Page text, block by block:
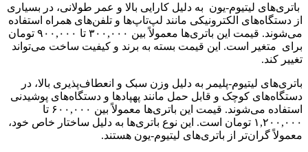
باتری‌های لیتیوم-یون به دلیل کارایی بالا و عمر طولانی، در بسیاری
از دستگاه‌های الکترونیکی مانند لپ‌تاپ‌ها و تلفن‌های همراه استفاده
می‌شوند. قیمت این باتری‌ها معمولاً بین ۳۰۰,۰۰۰ تا ۹۰۰,۰۰۰ تومان
برای متغیر است. این قیمت بسته به برند و کیفیت ساخت می‌تواند
تغییر کند.
باتری‌های لیتیوم-پلیمر به دلیل وزن سبک و انعطاف‌پذیری بالا، در
دستگاه‌های کوچک و قابل حمل مانند پهپادها و دستگاه‌های پوشیدنی
استفاده می‌شوند. قیمت این باتری‌ها معمولاً بین ۶۰۰,۰۰۰ تا
۱,۲۰۰,۰۰۰ تومان است. این نوع باتری‌ها به دلیل ساختار خاص خود،
معمولاً گران‌تر از باتری‌های لیتیوم-یون هستند.